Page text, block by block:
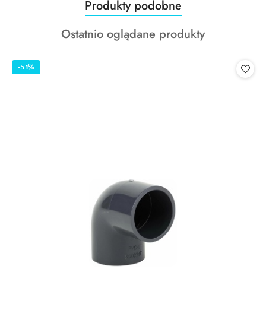
Pomiń karuzelę produktów
Produkty
o
statusie:
Produkty podobne
Produkty
Ostatnio oglądane produkty
-51%